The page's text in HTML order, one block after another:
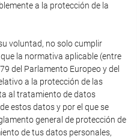
a la protección de la
voluntad, no solo cumplir
la normativa aplicable (entre
del Parlamento Europeo y del
a la protección de las
al tratamiento de datos
estos datos y por el que se
general de protección de
de tus datos personales,